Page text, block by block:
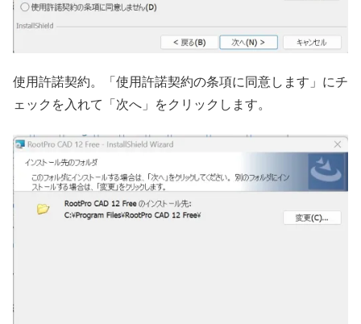
使用許諾契約。「使用許諾契約の条項に同意します」にチ
ェックを入れて「次へ」をクリックします。